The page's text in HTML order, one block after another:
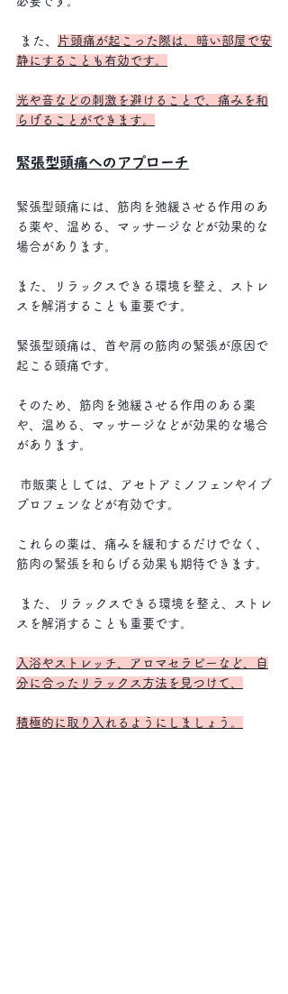
また、
片頭痛が起こった際は、暗い部屋で安
静にすることも有効です。
光や音などの刺激を避けることで、痛みを和
らげることができます。
緊張型頭痛へのアプローチ
緊張型頭痛には、筋肉を弛緩させる作用のあ
る薬や、温める、マッサージなどが効果的な
場合があります。
また、リラックスできる環境を整え、ストレ
スを解消することも重要です。
緊張型頭痛は、首や肩の筋肉の緊張が原因で
起こる頭痛です。
そのため、筋肉を弛緩させる作用のある薬
や、温める、マッサージなどが効果的な場合
があります。
プロフェンなどが有効です。
これらの薬は、痛みを緩和するだけでなく、
筋肉の緊張を和らげる効果も期待できます。
スを解消することも重要です。
入浴やストレッチ、アロマセラピーなど、自
分に合ったリラックス方法を見つけて、
積極的に取り入れるようにしましょう。